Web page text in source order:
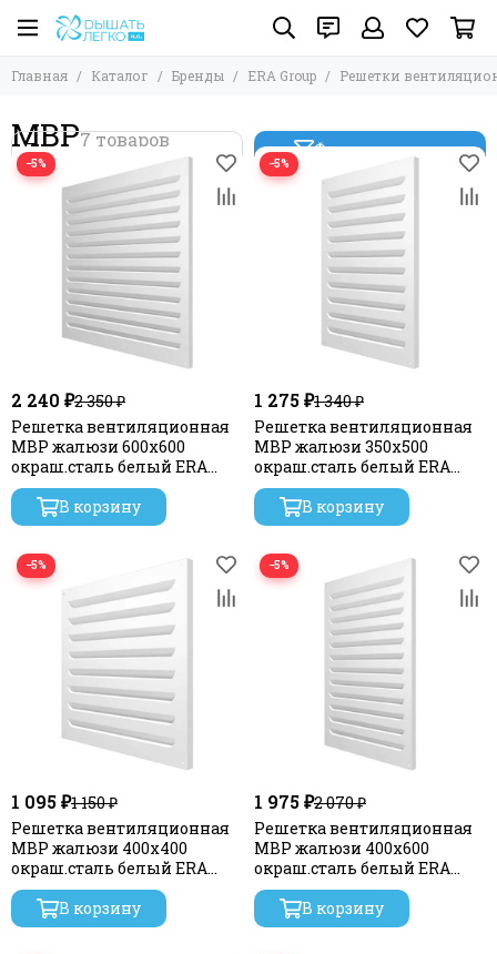
Главная Каталог Бренды ERA Group Решетки
МВР Фильтр товаров
−5%
2 240 ₽2 350 ₽
Решетка вентиляционная
МВР жалюзи 600х600
окраш.сталь белый ERA
STREETLINE
В корзину
−5%
1 275 ₽1 340 ₽
Решетка вентиляционная
МВР жалюзи 350х500
окраш.сталь белый ERA
STREETLINE
В корзину
−5%
1 095 ₽1 150 ₽
Решетка вентиляционная
МВР жалюзи 400х400
окраш.сталь белый ERA
STREETLINE
В корзину
−5%
1 975 ₽2 070 ₽
Решетка вентиляционная
МВР жалюзи 400х600
окраш.сталь белый ERA
STREETLINE
В корзину